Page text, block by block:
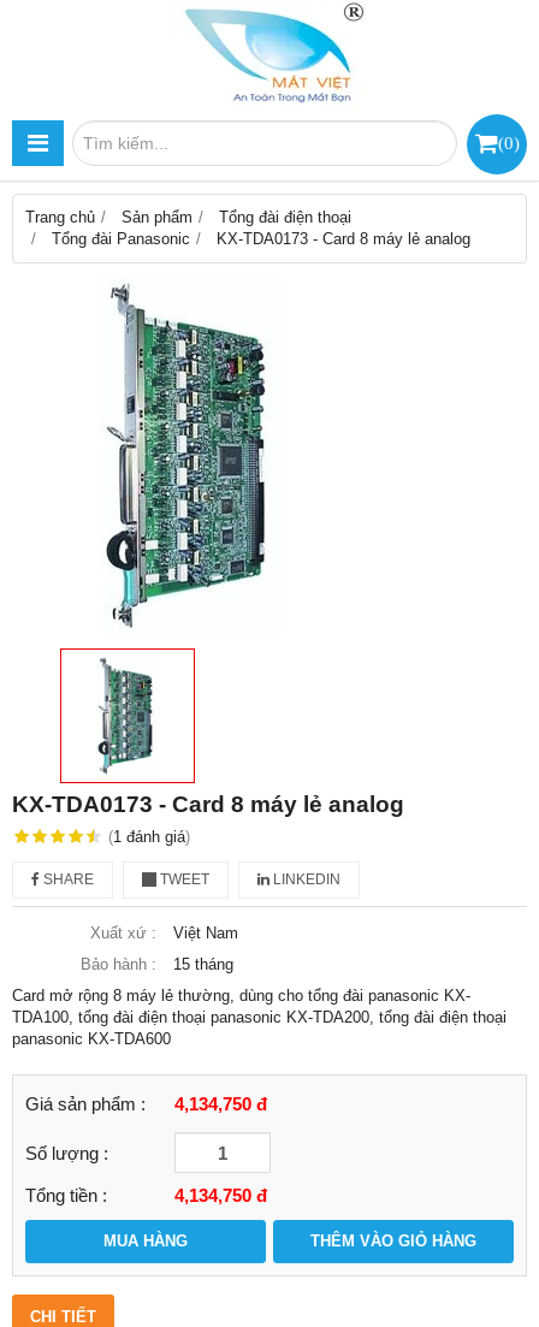
(0)
Trang chủ Sản phẩm
Tổng đài điện thoại
Tổng đài Panasonic
KX-TDA0173 - Card 8 máy lẻ analog
KX-TDA0173 - Card 8 máy lẻ analog
(1 đánh giá)
SHARE TWEET LINKEDIN
Xuất xứ :
Việt Nam
Bảo hành :
15 tháng
Card mở rộng 8 máy lẻ thường, dùng cho tổng đài panasonic KX-
TDA100, tổng đài điện thoại panasonic KX-TDA200, tổng đài điện thoại
panasonic KX-TDA600
Giá sản phẩm : 4,134,750 đ
Số lượng :
Tổng tiền : 4,134,750 đ
MUA HÀNG THÊM VÀO GIỎ HÀNG
CHI TIẾT